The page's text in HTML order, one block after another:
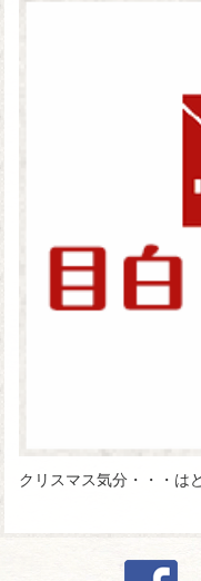
クリスマス気分・・・は